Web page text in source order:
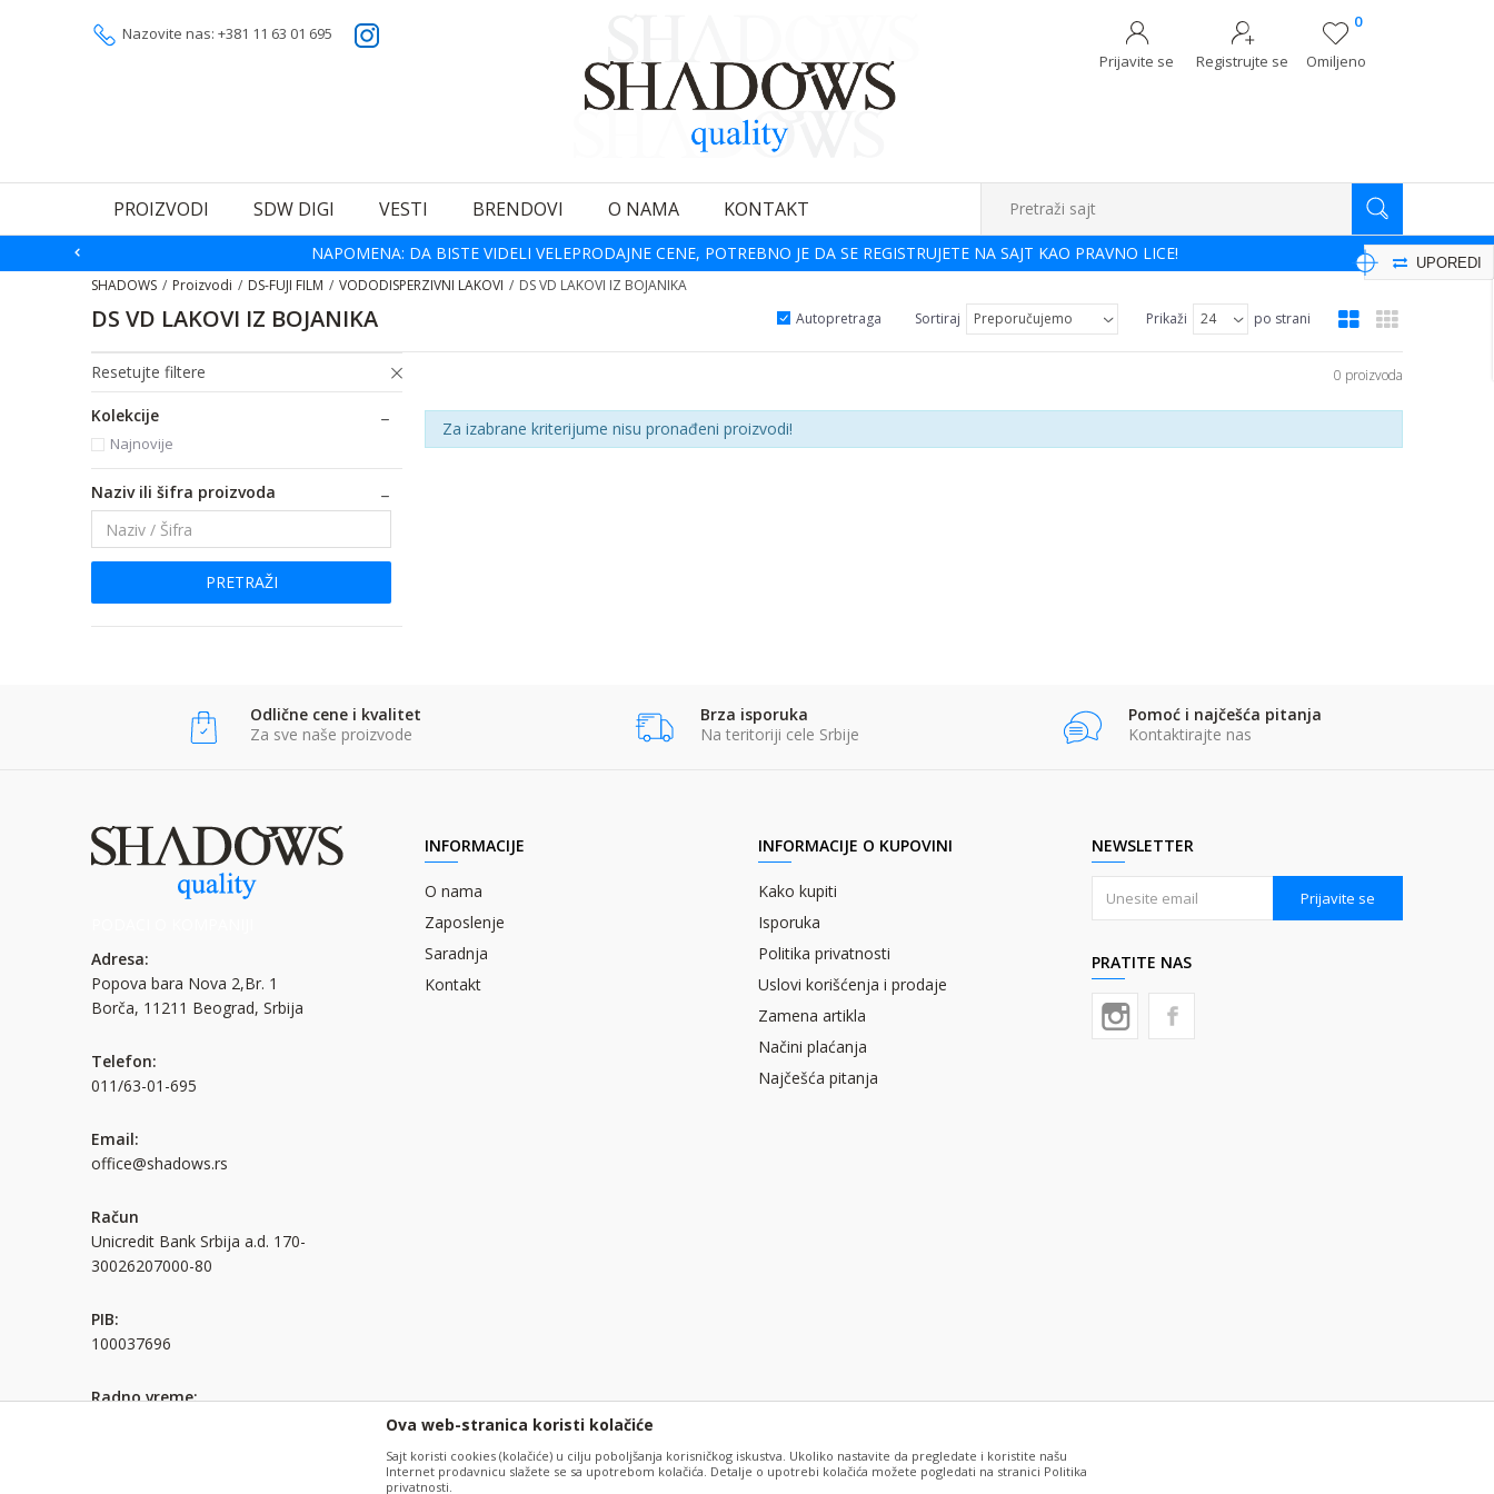
Nazovite nas: +381 11 63 01 695
Omiljeno
0
Prijavite se
Registrujte se
PROIZVODI SDW DIGI VESTI BRENDOVI O NAMA KONTAKT Pretraži sajt
NAPOMENA: DA BISTE VIDELI VELEPRODAJNE CENE, POTREBNO JE DA SE REGISTRUJETE NA SAJT KAO PRAVNO LICE! UPOREDI
SHADOWS Proizvodi DS-FUJI FILM VODODISPERZIVNI LAKOVI DS VD LAKOVI IZ BOJANIKA
DS VD LAKOVI IZ BOJANIKA Autopretraga Sortiraj Prikaži po strani
Resetujte filtere
Kolekcije
Najnovije
Naziv ili šifra proizvoda
PRETRAŽI
0 proizvoda
Za izabrane kriterijume nisu pronađeni proizvodi!
Odlične cene i kvalitet
Za sve naše proizvode
Brza isporuka
Na teritoriji cele Srbije
Pomoć i najčešća pitanja
Kontaktirajte nas
Adresa:
Popova bara Nova 2,Br. 1
Borča, 11211 Beograd, Srbija
Telefon:
011/63-01-695
Email:
office@shadows.rs
Račun
Unicredit Bank Srbija a.d. 170-
30026207000-80
PIB:
100037696
Radno vreme:
INFORMACIJE
O nama
Zaposlenje
Saradnja
Kontakt
INFORMACIJE O KUPOVINI
Kako kupiti
Isporuka
Politika privatnosti
Uslovi korišćenja i prodaje
Zamena artikla
Načini plaćanja
Najčešća pitanja
NEWSLETTER
Prijavite se
PRATITE NAS
Nastojimo da budemo što precizniji u opisu proizvoda, prikazu slika i samih cena, ali ne možemo garantovati da su sve informacije kompletne i bez grešaka. Svi artikli prikazani na sajtu su deo naše ponude i ne
Ova web-stranica koristi kolačiće
Sajt koristi cookies (kolačiće) u cilju poboljšanja korisničkog iskustva. Ukoliko nastavite da pregledate i koristite našu
Internet prodavnicu slažete se sa upotrebom kolačića. Detalje o upotrebi kolačića možete pogledati na stranici Politika
privatnosti.